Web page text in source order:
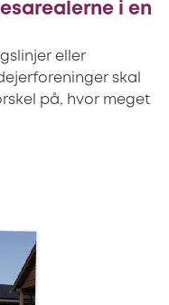
i en
eller
skal
på, hvor meget